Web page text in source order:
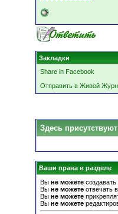
Закладки
Share in Facebook
Отправить в Живой
Здесь
Ваши права в разделе
Вы не можете
Вы не можете отвечать
Вы не можете
Вы не можете